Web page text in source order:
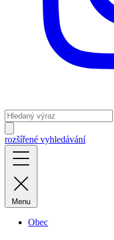
rozšířené vyhledávání
Menu
Obec